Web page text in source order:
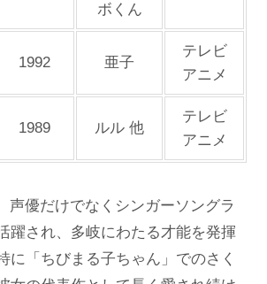
ボくん
1992 亜子
テレビ
アニメ
1989 ルル 他
テレビ
アニメ
声優だけでなくシンガーソングラ
躍され、多岐にわたる才能を発揮
に「ちびまる子ちゃん」でのさく